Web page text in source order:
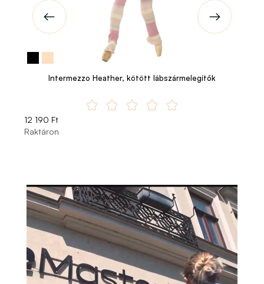
Intermezzo Heather, kötött lábszármelegítők
12 190 Ft
Raktáron